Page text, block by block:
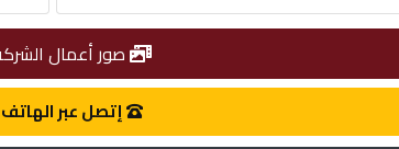
صور أعمال
إتصل عبر الهاتف